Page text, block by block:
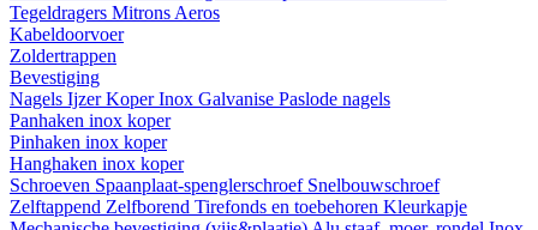
Tegeldragers Mitrons Aeros
Kabeldoorvoer
Zoldertrappen
Bevestiging
Nagels IjzerKoperInox Galvanise Paslode nagels
Panhaken inox koper
Pinhaken inox koper
Hanghaken inox koper
Schroeven Spaanplaat-spenglerschroef Snelbouwschroef
Zelftappend Zelfborend Tirefonds en toebehoren Kleurkapje